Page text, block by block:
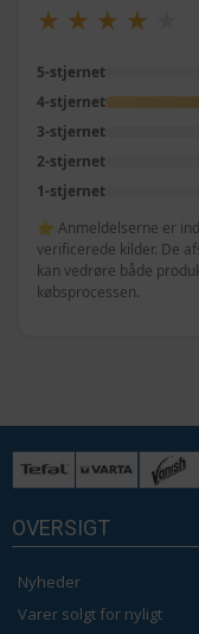
★
★ ★
★ ★
★ ★
★
5-stjernet
4-stjernet
3-stjernet
2-stjernet
1-stjernet
⭐ Anmeldelserne er
verificerede kilder. De
kan vedrøre både
købsprocessen.
OVERSIGT
Nyheder
Varer solgt for nyligt